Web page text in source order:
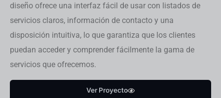
diseño ofrece una interfaz fácil de usar con listados de
servicios claros, información de contacto y una
disposición intuitiva, lo que garantiza que los clientes
puedan acceder y comprender fácilmente la gama de
servicios que ofrecemos.
Ver Proyecto